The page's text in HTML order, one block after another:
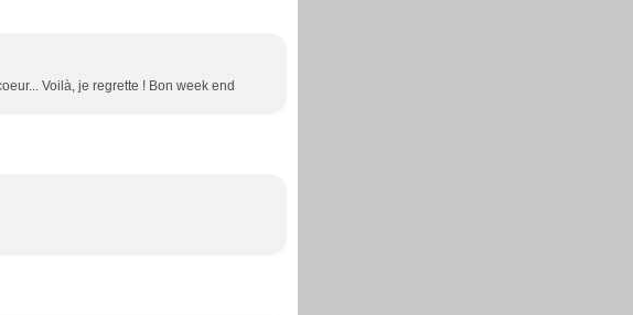
Voilà, je regrette ! Bon week end